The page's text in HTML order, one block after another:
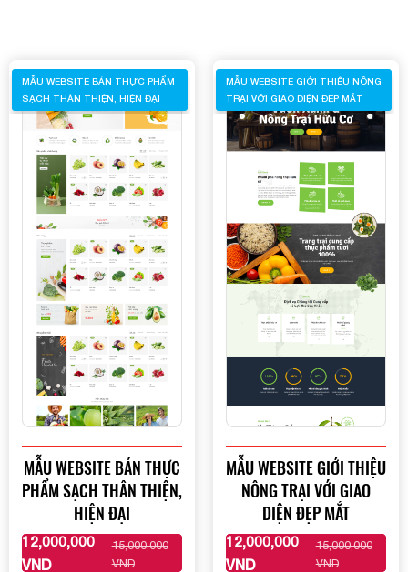
MẪU WEBSITE BÁN THỰC
PHẨM SẠCH THÂN THIỆN,
HIỆN ĐẠI
12,000,000
VND
15,000,000
VND
XEM THÊM
MẪU WEBSITE BÁN THỰC PHẨM
SẠCH THÂN THIỆN, HIỆN ĐẠI
MẪU WEBSITE GIỚI THIỆU
NÔNG TRẠI VỚI GIAO
DIỆN ĐẸP MẮT
12,000,000
VND
15,000,000
VND
XEM THÊM
MẪU WEBSITE GIỚI THIỆU NÔNG
TRẠI VỚI GIAO DIỆN ĐẸP MẮT